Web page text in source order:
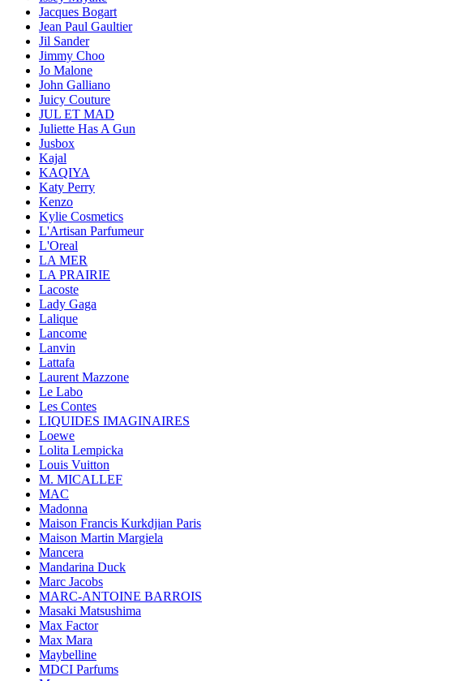
Jacques Bogart
Jean Paul Gaultier
Jil Sander
Jimmy Choo
Jo Malone
John Galliano
Juicy Couture
JUL ET MAD
Juliette Has A Gun
Jusbox
Kajal
KAQIYA
Katy Perry
Kenzo
Kylie Cosmetics
L'Artisan Parfumeur
L'Oreal
LA MER
LA PRAIRIE
Lacoste
Lady Gaga
Lalique
Lancome
Lanvin
Lattafa
Laurent Mazzone
Le Labo
Les Contes
LIQUIDES IMAGINAIRES
Loewe
Lolita Lempicka
Louis Vuitton
M. MICALLEF
MAC
Madonna
Maison Francis Kurkdjian Paris
Maison Martin Margiela
Mancera
Mandarina Duck
Marc Jacobs
MARC-ANTOINE BARROIS
Masaki Matsushima
Max Factor
Max Mara
Maybelline
MDCI Parfums